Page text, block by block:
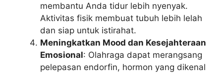
membantu Anda tidur lebih nyenyak.
Aktivitas fisik membuat tubuh lebih lelah
dan siap untuk istirahat.
Meningkatkan Mood dan Kesejahteraan
Emosional: Olahraga dapat merangsang
pelepasan endorfin, hormon yang dikenal